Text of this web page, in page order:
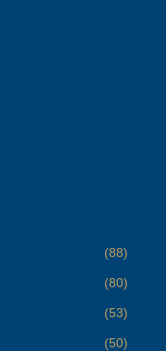
(88)
(80)
(53)
(50)